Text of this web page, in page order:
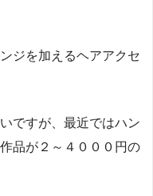
ジを加えるヘアアクセ
ですが、最近ではハン
品が２～４０００円の